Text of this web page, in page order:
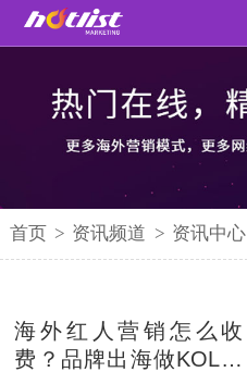
首页 > 资讯频道 > 资讯中心
海外红人营销怎么收
费？品牌出海做KOL推